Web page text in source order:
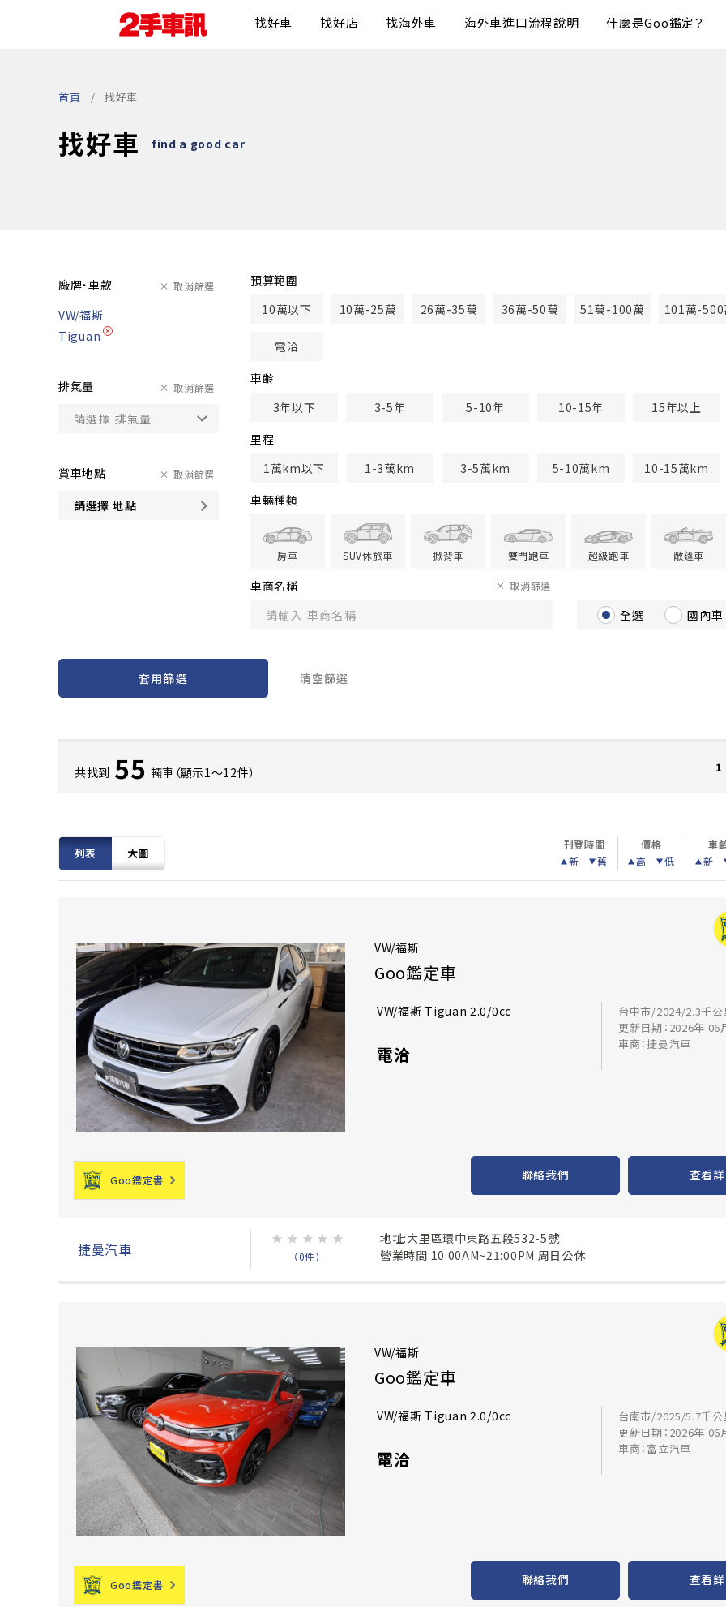
找好車 找好店 找海外車 海外車進口流程說明 什麼是Goo鑑定？
首頁 找好車
找好車 find a good car
廠牌・車款 取消篩選
VW/福斯
Tiguan
排氣量 取消篩選
賞車地點
請選擇 地點
取消篩選
預算範圍
10萬以下
10萬-25萬 26萬-35萬 36萬-50萬 51萬-100萬 101萬-500
電洽
車齢
3年以下
3-5年 5-10年 10-15年
15年以上
里程
1萬km以下
1-3萬km 3-5萬km 5-10萬km
10-15萬km
車輛種類
房車 SUV休旅車 掀背車 雙門跑車 超級跑車 敞篷車
車商名稱 取消篩選
全選 國內車
套用篩選 清空篩選
共找到 55 輛車（顯示1〜12件） 1
列表 大圖
刊登時間
新
舊
價格
高
低
車
新
VW/福斯
Goo鑑定車
VW/福斯 Tiguan 2.0/0cc
電洽
台中市/2024/2.3千公
更新日期：2026年 06
車商：捷曼汽車
Goo鑑定書 聯絡我們 查看
捷曼汽車
★ ★ ★ ★ ★
（0件）
地址:大里區環中東路五段532-5號
營業時間:10:00AM~21:00PM 周日公休
VW/福斯
Goo鑑定車
VW/福斯 Tiguan 2.0/0cc
電洽
台南市/2025/5.7千公
更新日期：2026年 06
車商：富立汽車
Goo鑑定書 聯絡我們 查看